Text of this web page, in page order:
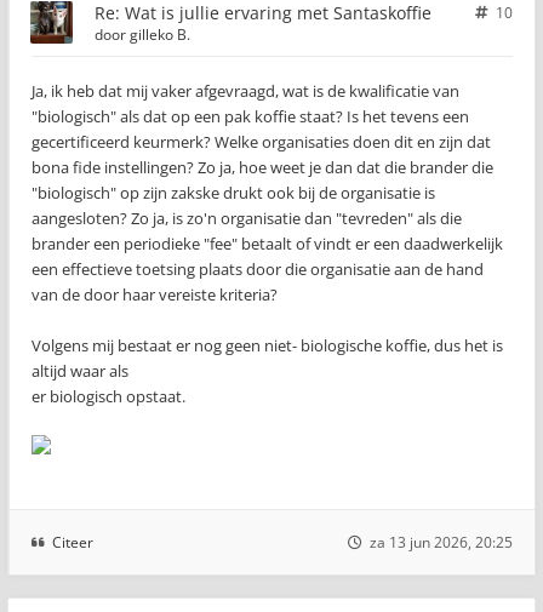
Re: Wat is jullie ervaring met Santaskoffie
10
doorgilleko B.
Ja, ik heb dat mij vaker afgevraagd, wat is de kwalificatie van
"biologisch" als dat op een pak koffie staat? Is het tevens een
gecertificeerd keurmerk? Welke organisaties doen dit en zijn dat
bona fide instellingen? Zo ja, hoe weet je dan dat die brander die
"biologisch" op zijn zakske drukt ook bij de organisatie is
aangesloten? Zo ja, is zo'n organisatie dan "tevreden" als die
brander een periodieke "fee" betaalt of vindt er een daadwerkelijk
een effectieve toetsing plaats door die organisatie aan de hand
van de door haar vereiste kriteria?
Volgens mij bestaat er nog geen niet- biologische koffie, dus het is
altijd waar als
er biologisch opstaat.
Citeer za 13 jun 2026, 20:25